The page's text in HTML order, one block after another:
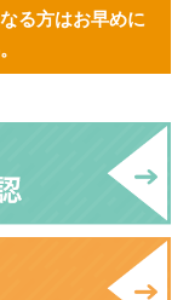
る方はお早めに